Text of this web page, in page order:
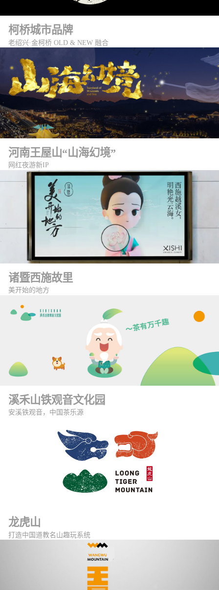
柯桥城市品牌
老绍兴·金柯桥 OLD & NEW 融合
河南王屋山“山海幻境”
网红夜游新IP
诸暨西施故里
美开始的地方
溪禾山铁观音文化园
安溪铁观音，中国茶乐源
龙虎山
打造中国道教名山趣玩系统